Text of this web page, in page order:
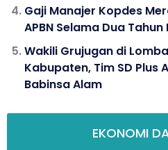
Gaji Manajer Kopdes
APBN Selama Dua
Wakili Grujugan di
Kabupaten, Tim SD Plus
Babinsa Alam
EKONOMI